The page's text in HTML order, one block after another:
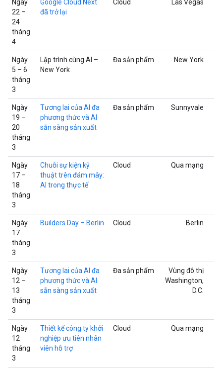
Ngày
22 –
24
tháng
4
Google Cloud Next
đã trở lại
Cloud Las Vegas
Ngày
5 – 6
tháng
3
Lập trình cùng AI –
New York
Đa sản phẩm New York
Ngày
19 –
20
tháng
3
Tương lai của AI đa
phương thức và AI
sẵn sàng sản xuất
Đa sản phẩm Sunnyvale
Ngày
17 –
18
tháng
3
Chuỗi sự kiện kỹ
thuật trên đám mây:
AI trong thực tế
Cloud Qua mạng
Ngày
17
tháng
3
Builders Day – Berlin Cloud Berlin
Ngày
12 –
13
tháng
3
Tương lai của AI đa
phương thức và AI
sẵn sàng sản xuất
Đa sản phẩm
Vùng đô thị
Washington,
D.C.
Ngày
12
tháng
3
Thiết kế công ty khởi
nghiệp ưu tiên nhân
viên hỗ trợ
Cloud Qua mạng